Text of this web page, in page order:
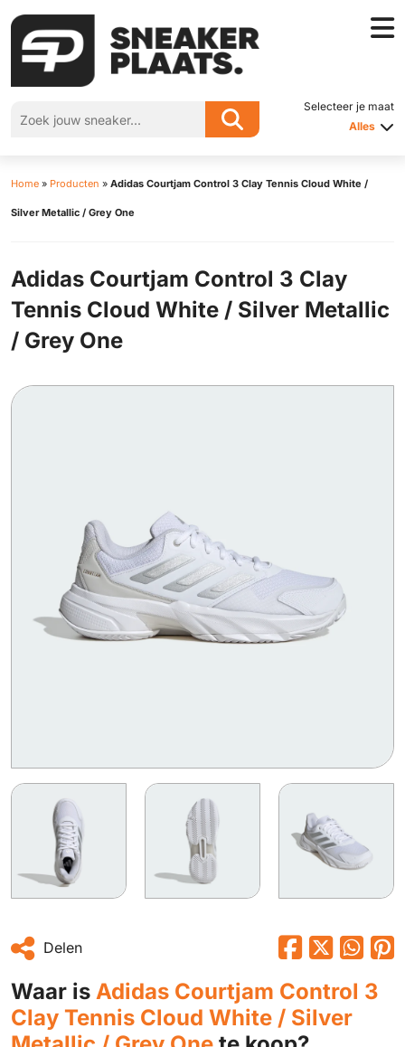
Selecteer je maat
Alles
Home » Producten » Adidas Courtjam Control 3 Clay Tennis Cloud White /
Silver Metallic / Grey One
Adidas Courtjam Control 3 Clay
Tennis Cloud White / Silver Metallic
/ Grey One
Delen
Waar is Adidas Courtjam Control 3
Clay Tennis Cloud White / Silver